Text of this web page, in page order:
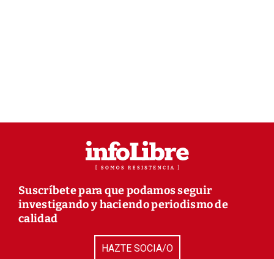
Suscríbete para que podamos seguir
investigando y haciendo periodismo de
calidad
HAZTE SOCIA/O